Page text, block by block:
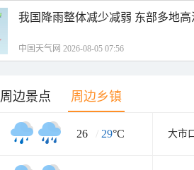
我国降雨整体减少减弱 东部多地
中国天气网 2026-08-05 07:56
周边景点 周边乡镇
26 / 29°C 大市